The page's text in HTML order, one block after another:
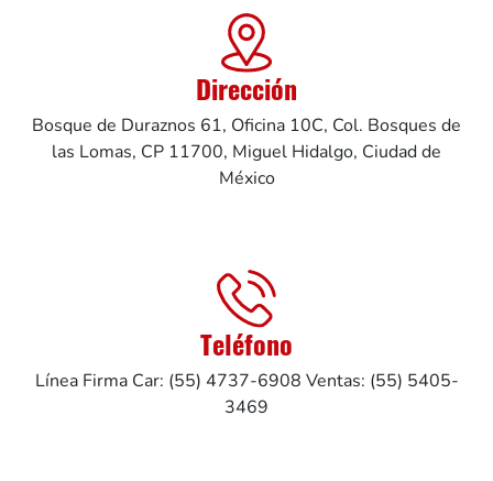
Dirección
Bosque de Duraznos 61, Oficina 10C, Col. Bosques de
las Lomas, CP 11700, Miguel Hidalgo, Ciudad de
México
Teléfono
Línea Firma Car: (55) 4737-6908 Ventas: (55) 5405-
3469